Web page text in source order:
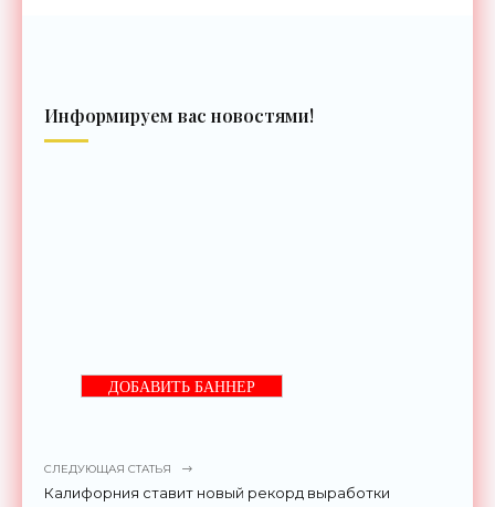
Информируем вас новостями!
ДОБАВИТЬ БАННЕР
СЛЕДУЮЩАЯ СТАТЬЯ
Калифорния ставит новый рекорд выработки